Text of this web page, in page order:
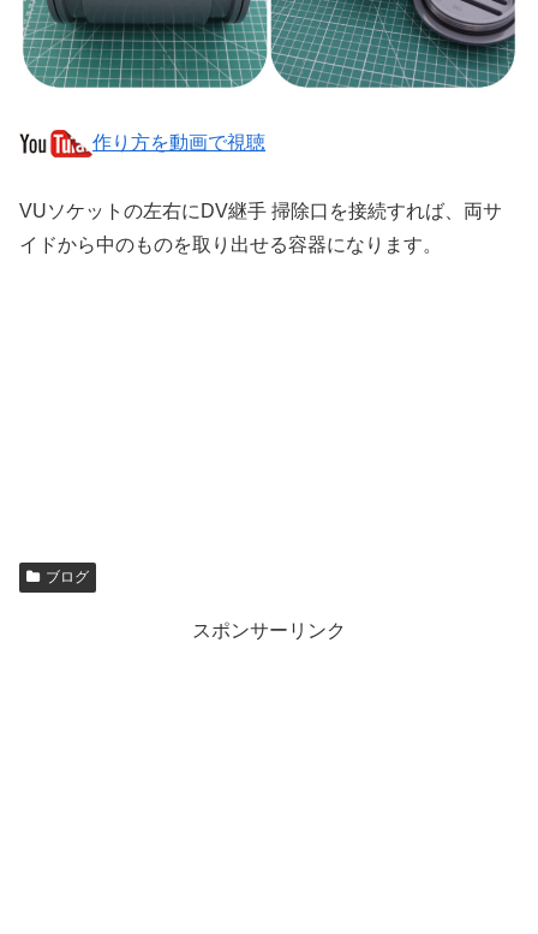
作り方を動画で視聴
VUソケットの左右にDV継手 掃除口を接続すれば、両サ
イドから中のものを取り出せる容器になります。
ブログ
スポンサーリンク